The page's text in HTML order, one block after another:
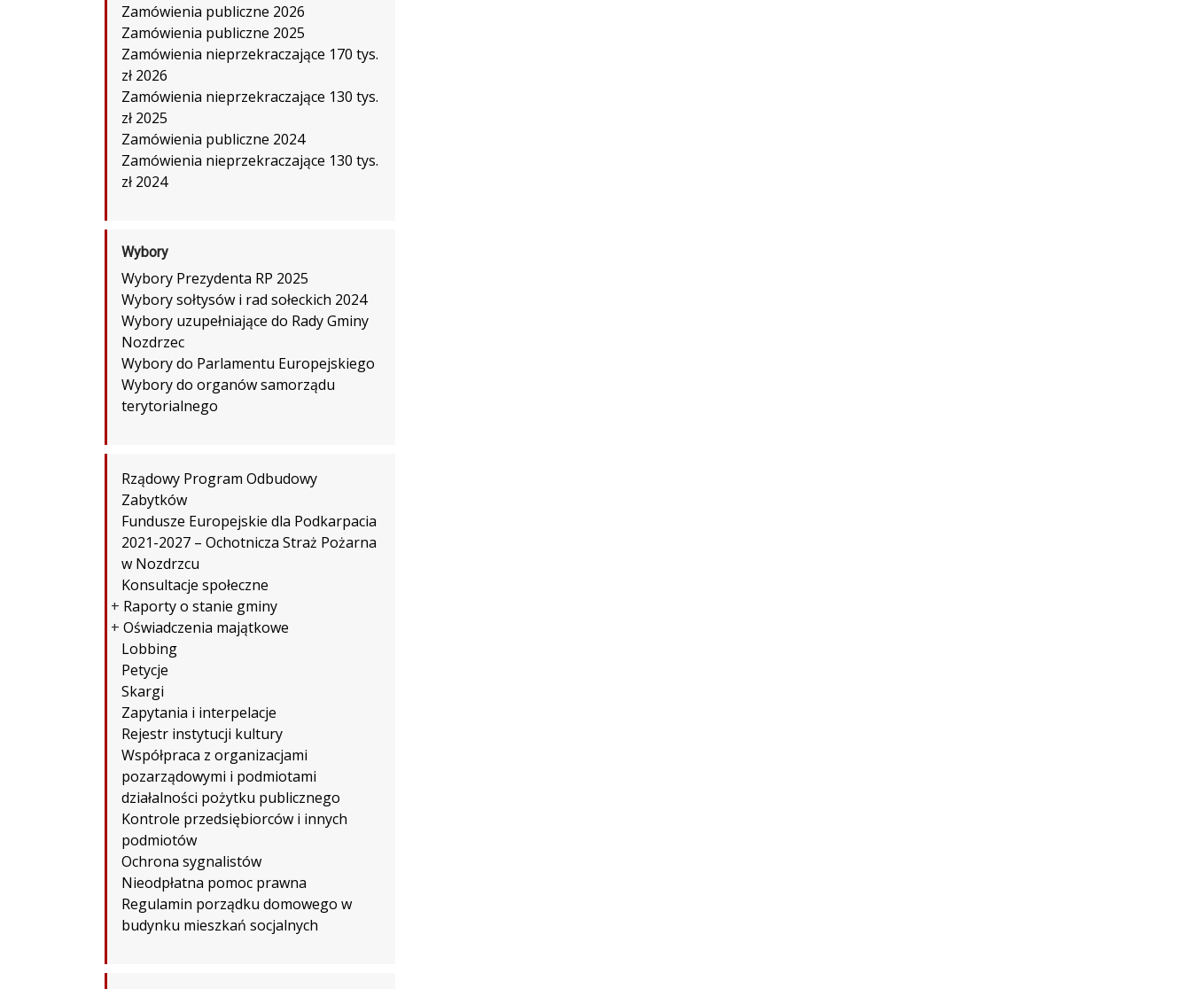
Zamówienia publiczne 2026
Zamówienia publiczne 2025
Zamówienia nieprzekraczające 170 tys.
zł 2026
Zamówienia nieprzekraczające 130 tys.
zł 2025
Zamówienia publiczne 2024
Zamówienia nieprzekraczające 130 tys.
zł 2024
Wybory
Wybory Prezydenta RP 2025
Wybory sołtysów i rad sołeckich 2024
Wybory uzupełniające do Rady Gminy
Nozdrzec
Wybory do Parlamentu Europejskiego
Wybory do organów samorządu
terytorialnego
Rządowy Program Odbudowy
Zabytków
Fundusze Europejskie dla Podkarpacia
2021-2027 – Ochotnicza Straż Pożarna
w Nozdrzcu
Konsultacje społeczne
+ Raporty o stanie gminy
+ Oświadczenia majątkowe
Lobbing
Petycje
Skargi
Zapytania i interpelacje
Rejestr instytucji kultury
Współpraca z organizacjami
pozarządowymi i podmiotami
działalności pożytku publicznego
Kontrole przedsiębiorców i innych
podmiotów
Ochrona sygnalistów
Nieodpłatna pomoc prawna
Regulamin porządku domowego w
budynku mieszkań socjalnych